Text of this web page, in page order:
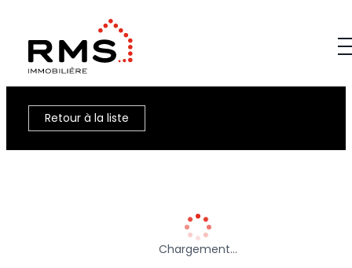
Retour à la liste
Chargement…